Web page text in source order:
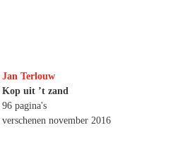
Jan Terlouw
Kop uit ’t zand
96 pagina's
verschenen november 2016